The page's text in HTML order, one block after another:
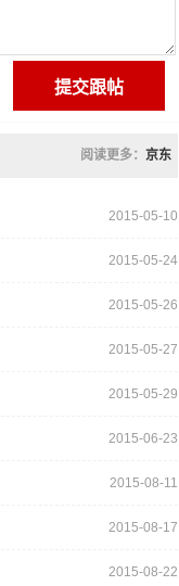
阅读更多： 京东
2015-05-10
2015-05-24
2015-05-26
2015-05-27
2015-05-29
2015-06-23
2015-08-11
2015-08-17
2015-08-22